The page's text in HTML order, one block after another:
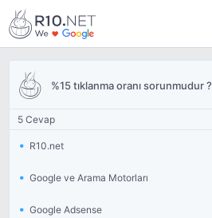
%15 tıklanma oranı sorunmudur ?
5 Cevap
R10.net
Google ve Arama Motorları
Google Adsense